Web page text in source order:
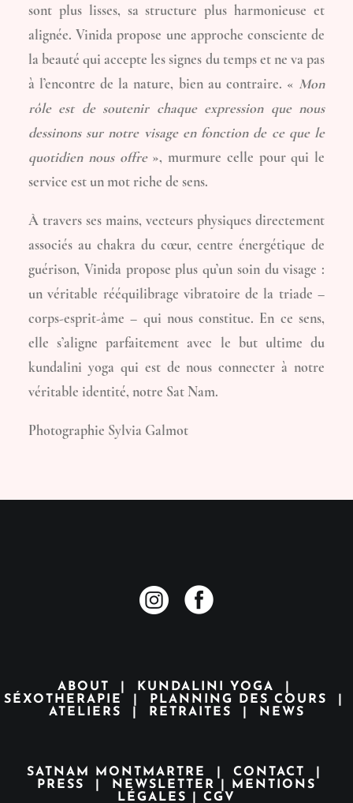
sont plus lisses, sa structure plus harmonieuse et
alignée. Vinida propose une approche consciente de
la beauté qui accepte les signes du temps et ne va pas
à l’encontre de la nature, bien au contraire. « Mon
rôle est de soutenir chaque expression que nous
dessinons sur notre visage en fonction de ce que le
quotidien nous offre », murmure celle pour qui le
service est un mot riche de sens.
À travers ses mains, vecteurs physiques directement
associés au chakra du cœur, centre énergétique de
guérison, Vinida propose plus qu’un soin du visage :
un véritable rééquilibrage vibratoire de la triade –
corps-esprit-âme – qui nous constitue. En ce sens,
elle s’aligne parfaitement avec le but ultime du
kundalini yoga qui est de nous connecter à notre
véritable identité, notre Sat Nam.
Photographie Sylvia Galmot
ABOUT KUNDALINI YOGA
SÉXOTHERAPIE
PLANNING DES COURS
ATELIERS
RETRAITES NEWS
SATNAM MONTMARTRE CONTACT
PRESS
NEWSLETTER
MENTIONS
LÉGALES
CGV